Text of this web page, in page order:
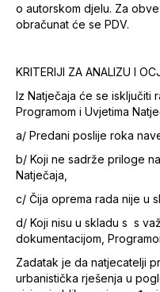
o autorskom djelu. Za
obračunat će se PDV.
KRITERIJI ZA ANALIZU I
Iz Natječaja će se isključiti
Programom i Uvjetima
a/ Predani poslije roka
b/ Koji ne sadrže priloge
Natječaja,
c/ Čija oprema rada nije u
d/ Koji nisu u skladu s s
dokumentacijom,
Zadatak je da natjecatelji
urbanistička rješenja u